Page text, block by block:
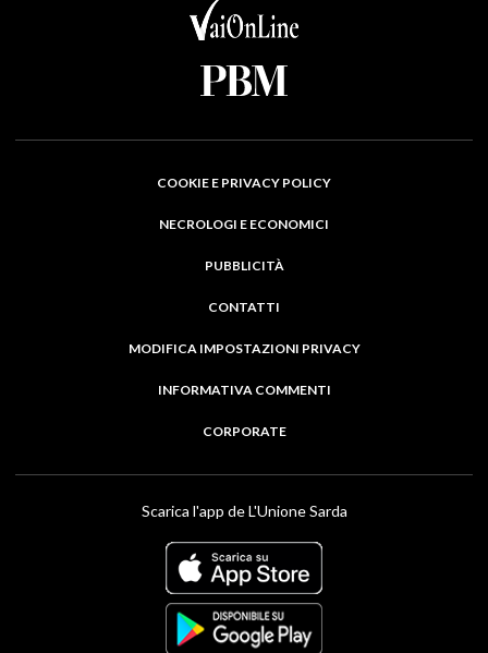
COOKIE E PRIVACY POLICY
NECROLOGI E ECONOMICI
PUBBLICITÀ
CONTATTI
MODIFICA IMPOSTAZIONI PRIVACY
INFORMATIVA COMMENTI
CORPORATE
Scarica l'app de L'Unione Sarda